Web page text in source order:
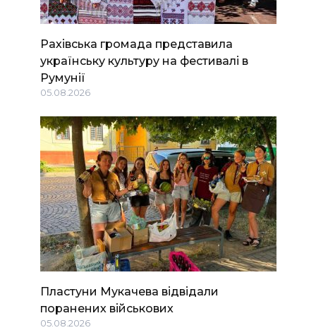
Рахівська громада представила
українську культуру на фестивалі в
Румунії
05.08.2026
Пластуни Мукачева відвідали
поранених військових
05.08.2026